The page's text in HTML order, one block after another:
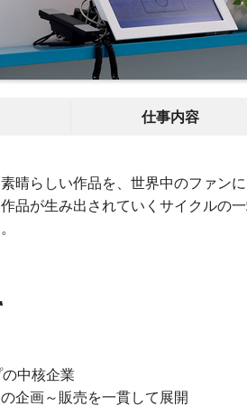
仕事内容
晴らしい作品を、世界中のファン
品が生み出されていくサイクルの
中核企業
企画～販売を一貫して展開